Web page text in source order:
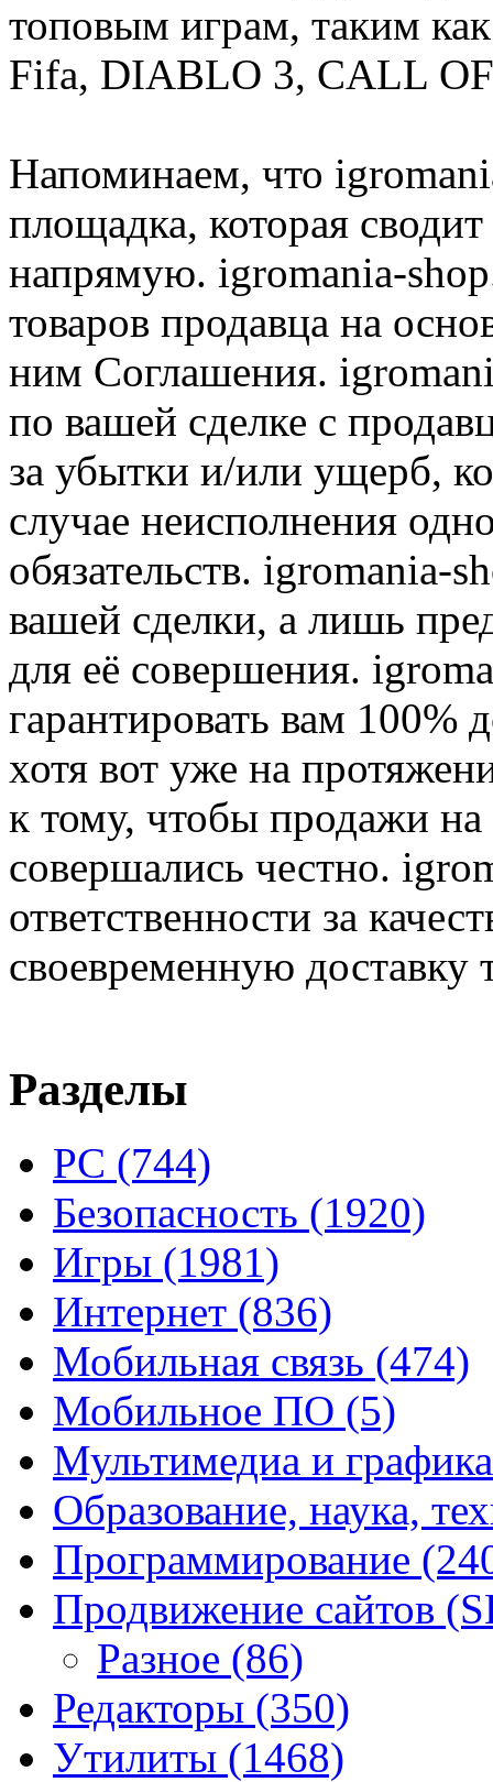
топовым играм, таким
Fifa, DIABLO 3, CALL
Напоминаем, что
площадка, которая
напрямую. igromania-
товаров продавца на
ним Соглашения.
по вашей сделке с
за убытки и/или ущерб,
случае неисполнения
обязательств. igromania-
вашей сделки, а лишь
для её совершения.
гарантировать вам 100%
хотя вот уже на
к тому, чтобы продажи
совершались честно.
ответственности за
своевременную доставку
Разделы
PC (744)
Безопасность (1920)
Игры (1981)
Интернет (836)
Мобильная связь (474)
Мобильное ПО (5)
Мультимедиа и
Образование, наука,
Программирование
Продвижение сайтов
Разное (86)
Редакторы (350)
Утилиты (1468)